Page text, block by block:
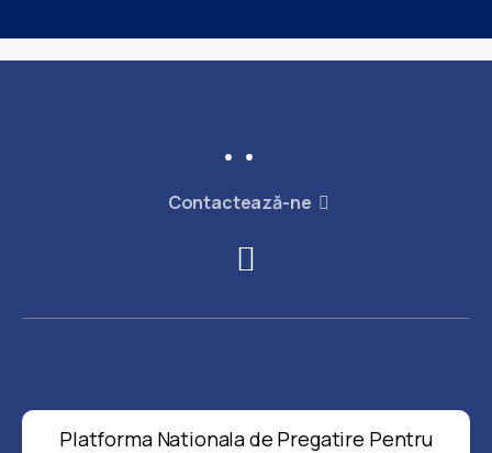
Contactează-ne
Platforma Nationala de Pregatire Pentru